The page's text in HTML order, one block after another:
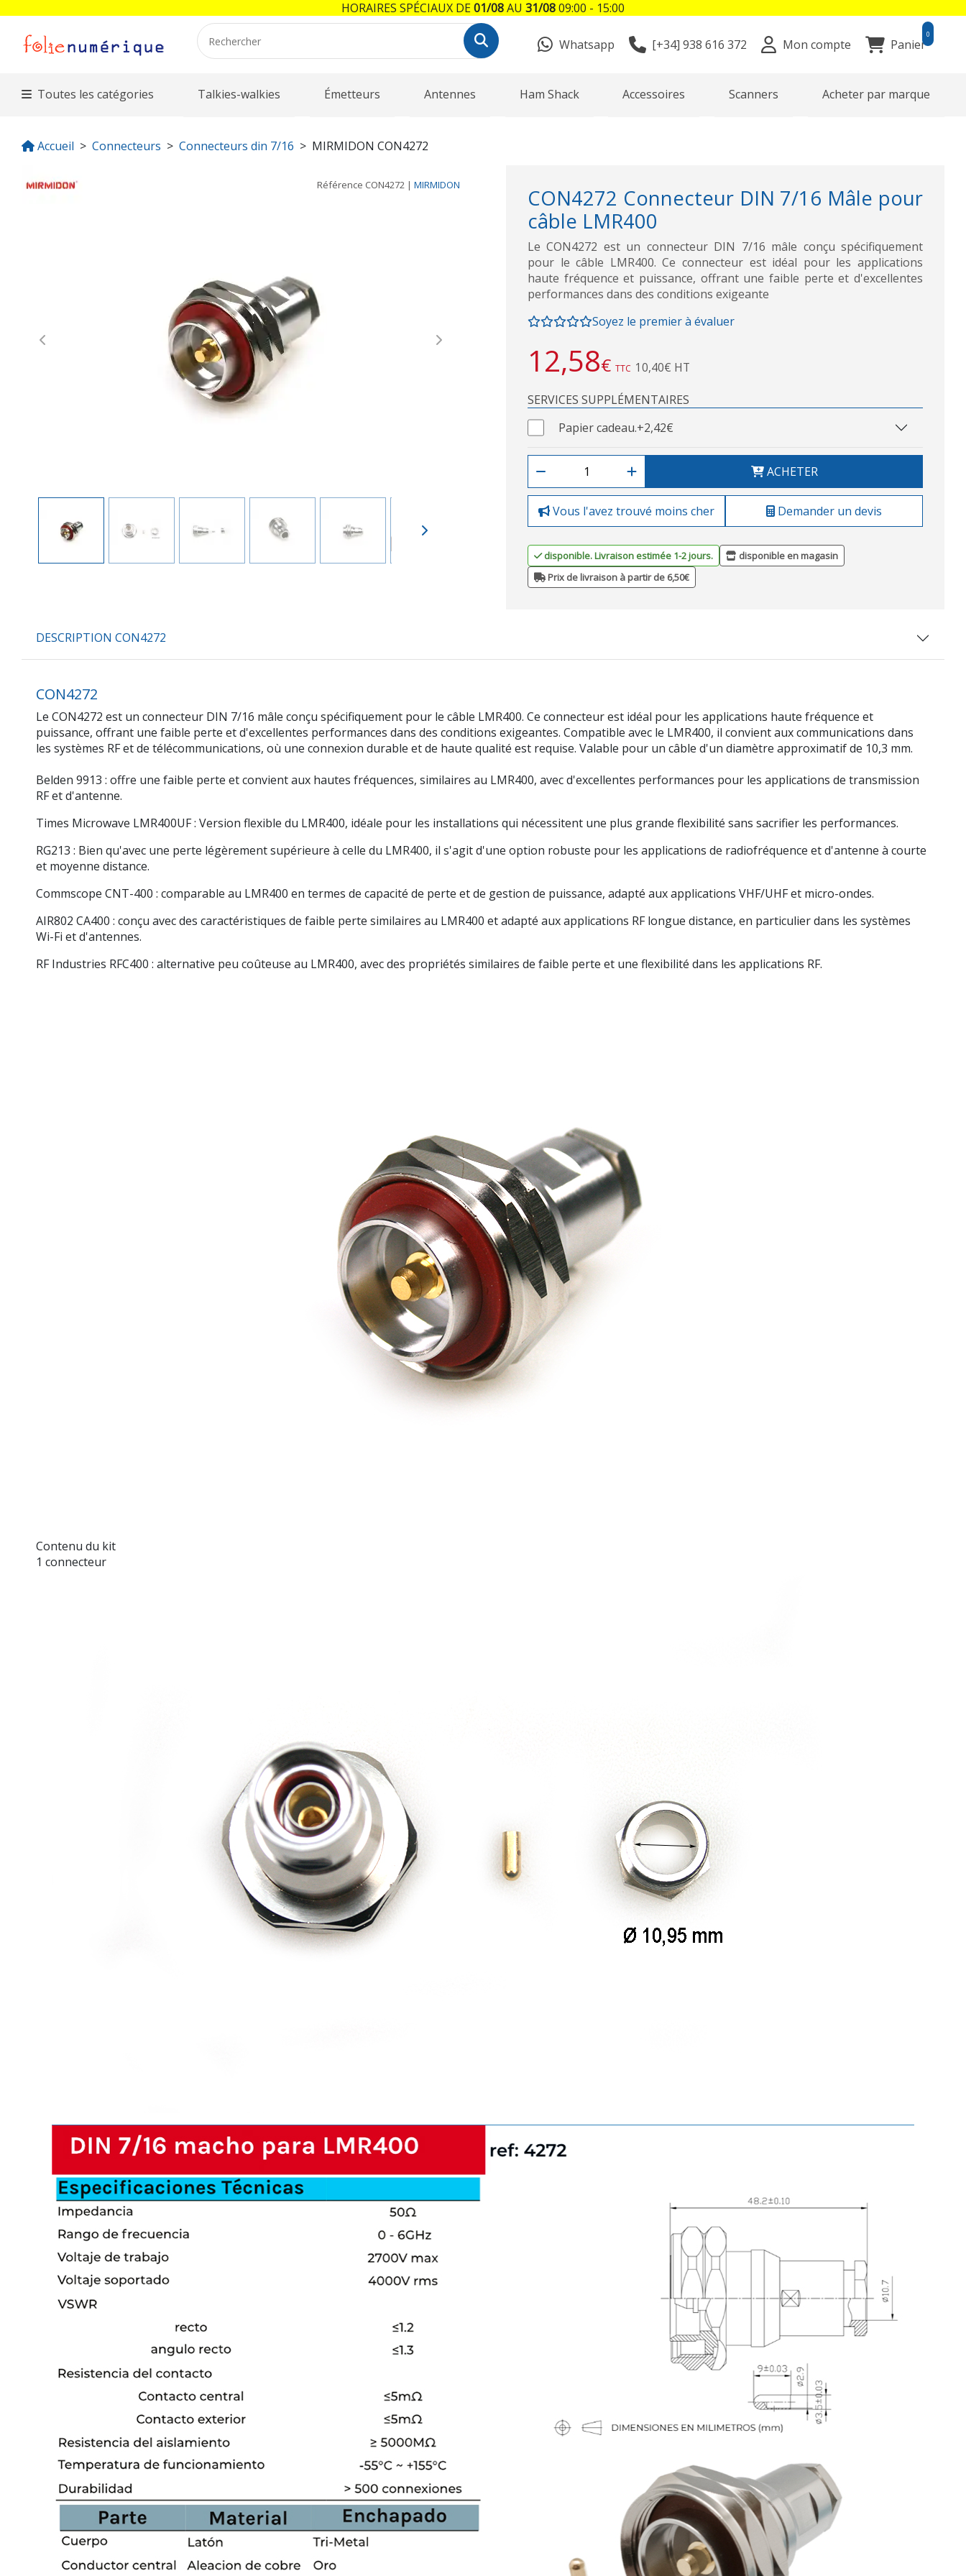
Whatsapp [+34] 938 616 372 Mon compte Panier
0
Toutes les catégories Talkies-walkies Émetteurs Antennes Ham Shack Accessoires Scanners Acheter par marque
Accueil Connecteurs Connecteurs din 7/16 MIRMIDON CON4272
Référence CON4272 | MIRMIDON
Previous Next
CON4272 Connecteur DIN 7/16 Mâle pour
câble LMR400
Le CON4272 est un connecteur DIN 7/16 mâle conçu spécifiquement
pour le câble LMR400. Ce connecteur est idéal pour les applications
haute fréquence et puissance, offrant une faible perte et d'excellentes
performances dans des conditions exigeante
Soyez le premier à évaluer
12,58€ TTC 10,40€ HT
SERVICES SUPPLÉMENTAIRES
Papier cadeau.+2,42€
ACHETER
Vous l'avez trouvé moins cher Demander un devis
disponible. Livraison estimée 1-2 jours.
disponible en magasin
Prix de livraison à partir de 6,50€
DESCRIPTION CON4272
CON4272
Le CON4272 est un connecteur DIN 7/16 mâle conçu spécifiquement pour le câble LMR400. Ce connecteur est idéal pour les applications haute fréquence et
puissance, offrant une faible perte et d'excellentes performances dans des conditions exigeantes. Compatible avec le LMR400, il convient aux communications dans
les systèmes RF et de télécommunications, où une connexion durable et de haute qualité est requise. Valable pour un câble d'un diamètre approximatif de 10,3 mm.
Belden 9913 : offre une faible perte et convient aux hautes fréquences, similaires au LMR400, avec d'excellentes performances pour les applications de transmission
RF et d'antenne.
Times Microwave LMR400UF : Version flexible du LMR400, idéale pour les installations qui nécessitent une plus grande flexibilité sans sacrifier les performances.
RG213 : Bien qu'avec une perte légèrement supérieure à celle du LMR400, il s'agit d'une option robuste pour les applications de radiofréquence et d'antenne à courte
et moyenne distance.
Commscope CNT-400 : comparable au LMR400 en termes de capacité de perte et de gestion de puissance, adapté aux applications VHF/UHF et micro-ondes.
AIR802 CA400 : conçu avec des caractéristiques de faible perte similaires au LMR400 et adapté aux applications RF longue distance, en particulier dans les systèmes
Wi-Fi et d'antennes.
RF Industries RFC400 : alternative peu coûteuse au LMR400, avec des propriétés similaires de faible perte et une flexibilité dans les applications RF.
Contenu du kit
1 connecteur
HORAIRES SPÉCIAUX DE01/08AU 31/0809:00 - 15:00